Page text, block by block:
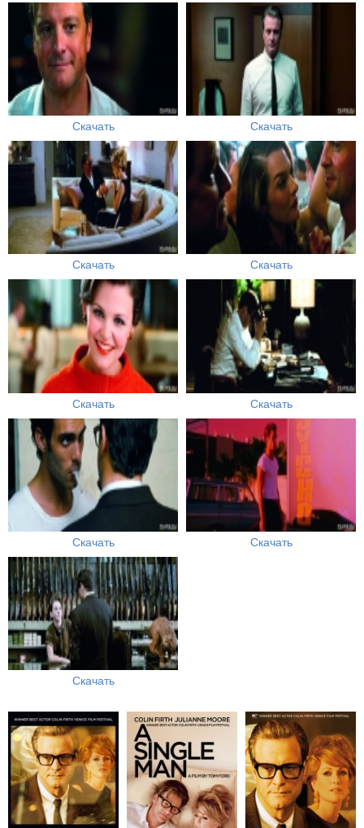
Скачать Скачать
Скачать Скачать
Скачать Скачать
Скачать Скачать
Скачать